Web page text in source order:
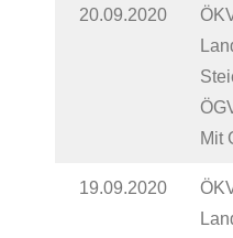
20.09.2020
Mit
19.09.2020